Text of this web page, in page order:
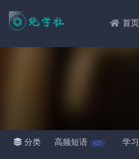
首页
分类 高频短语 625 学